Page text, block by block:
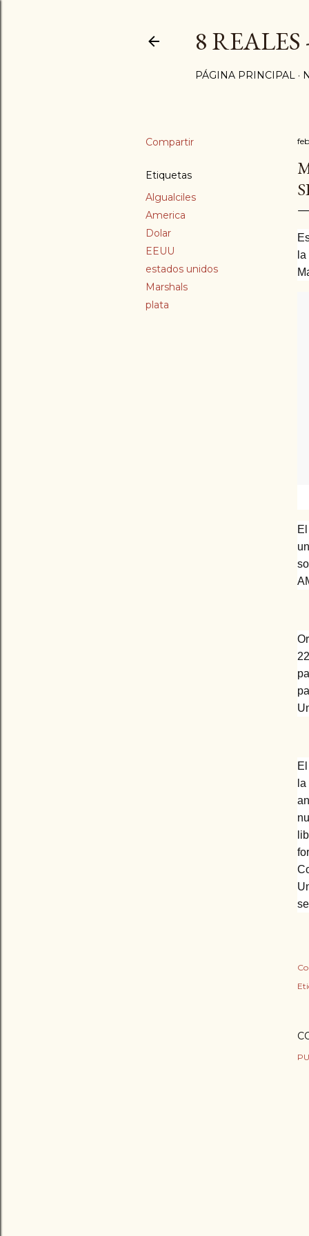
8
PÁGINA PRINCIPAL
Compartir
Etiquetas
Algualciles
America
Dolar
EEUU
estados unidos
Marshals
plata